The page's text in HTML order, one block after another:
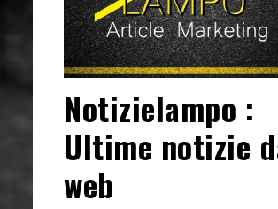
Notizielampo :
Ultime notizie
web